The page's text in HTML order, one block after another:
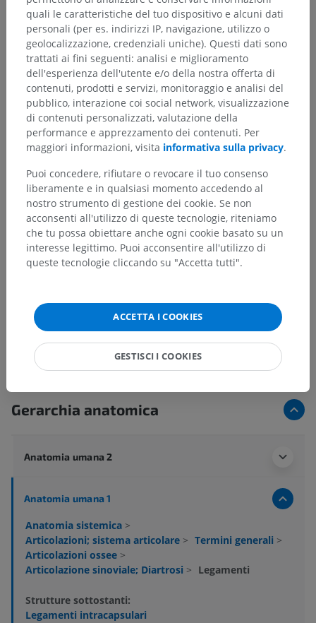
Gerarchia anatomica
Anatomia umana 2
Anatomia umana 1
Anatomia sistemica >
Articolazioni; sistema articolare > Termini generali >
Articolazioni ossee >
Articolazione sinoviale; Diartrosi > Legamenti
Strutture sottostanti:
Legamenti intracapsulari
quali le caratteristiche del tuo dispositivo e alcuni dati
personali (per es. indirizzi IP, navigazione, utilizzo o
geolocalizzazione, credenziali uniche). Questi dati sono
trattati ai fini seguenti: analisi e miglioramento
dell'esperienza dell'utente e/o della nostra offerta di
contenuti, prodotti e servizi, monitoraggio e analisi del
pubblico, interazione coi social network, visualizzazione
di contenuti personalizzati, valutazione della
performance e apprezzamento dei contenuti. Per
maggiori informazioni, visita informativa sulla privacy.
Puoi concedere, rifiutare o revocare il tuo consenso
liberamente e in qualsiasi momento accedendo al
nostro strumento di gestione dei cookie. Se non
acconsenti all'utilizzo di queste tecnologie, riteniamo
che tu possa obiettare anche ogni cookie basato su un
interesse legittimo. Puoi acconsentire all'utilizzo di
queste tecnologie cliccando su "Accetta tutti".
ACCETTA I COOKIES
GESTISCI I COOKIES